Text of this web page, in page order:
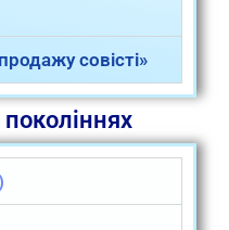
совісті»